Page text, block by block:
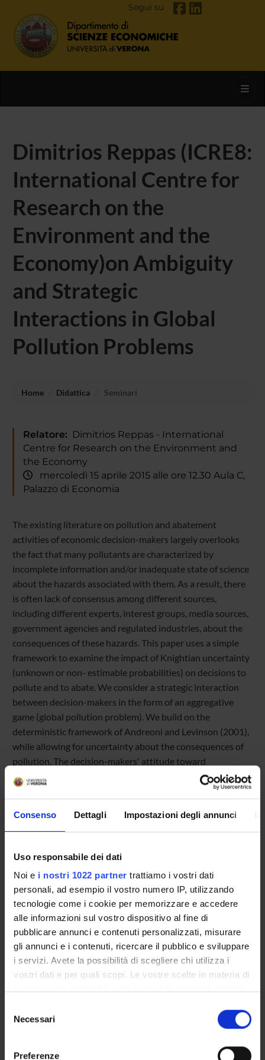
Consenso Dettagli Impostazioni degli annunci
Uso responsabile dei dati
Noi e i nostri 1022 partner trattiamo i vostri dati
personali, ad esempio il vostro numero IP, utilizzando
tecnologie come i cookie per memorizzare e accedere
alle informazioni sul vostro dispositivo al fine di
pubblicare annunci e contenuti personalizzati, misurare
gli annunci e i contenuti, ricercare il pubblico e sviluppare
i servizi. Avete la possibilità di scegliere chi utilizza i
vostri dati e per quali scopi. Le vostre scelte in materia di
modificare o revocare il proprio consenso in qualsiasi
momento dalla Dichiarazione sui cookie o facendo clic
delNecessari
Preferenze
Segui su
Dimitrios Reppas (ICRE8:
International Centre for
Research on the
Environment and the
Economy)on Ambiguity
and Strategic
Interactions in Global
Pollution Problems
Home Didattica Seminari
Relatore: Dimitrios Reppas - International
Centre for Research on the Environment and
the Economy
mercoledì 15 aprile 2015 alle ore 12.30 Aula C,
Palazzo di Economia
The existing literature on pollution and abatement
activities of economic decision-makers largely overlooks
the fact that many pollutants are characterized by
incomplete information and/or inadequate state of science
about the hazards associated with them. As a result, there
is often lack of consensus among different sources,
including different experts, interest groups, media sources,
government agencies and regulated industries, about the
consequences of these hazards. This paper uses a simple
framework to examine the impact of Knightian uncertainty
(unknown or non- estimable probabilities) on decisions to
pollute and to abate. We consider a strategic interaction
between decision-makers in the form of an aggregative
game (global pollution problem). We build on the
deterministic framework of Andreoni and Levinson (2001),
while allowing for uncertainty about the consequences of
pollution. The decision-makers' attitude toward
uncertainty (ambiguity) is represented in terms of the α-
maximin expected-utility (α-MMEU) model. We examine
levels are affected by changes in the decision makers’
wealth, coefficient of ambiguity aversion, and upper and
of our analysis for climate change policies.
Marcella Veronesi
Referente esterno
Marcella Veronesi